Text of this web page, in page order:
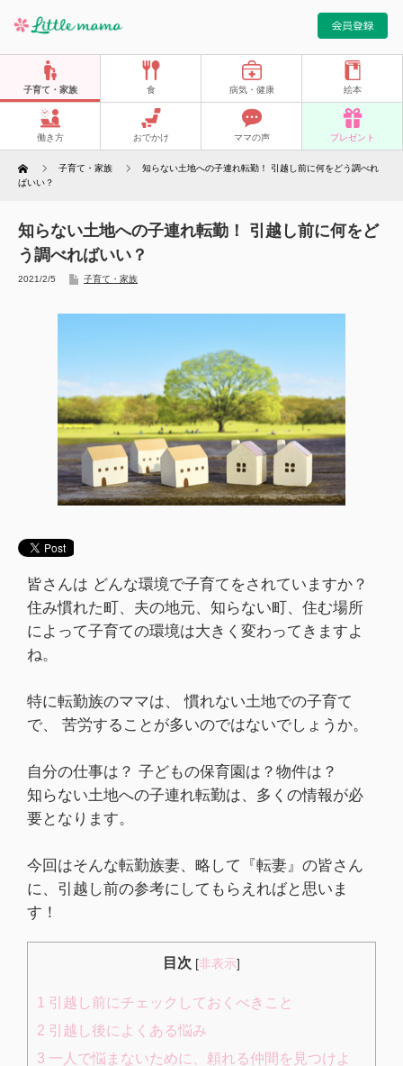
子育て・家族 食 病気・健康 絵本
働き方 おでかけ ママの声 プレゼント
Home 子育て・家族
知らない土地への子連れ転勤！ 引越し前に何をどう調べれ
ばいい？
知らない土地への子連れ転勤！ 引越し前に何をど
う調べればいい？
2021/2/5 子育て・家族
皆さんは どんな環境で子育てをされていますか？
住み慣れた町、夫の地元、知らない町、住む場所
によって子育ての環境は大きく変わってきますよ
ね。
特に転勤族のママは、 慣れない土地での子育て
で、 苦労することが多いのではないでしょうか。
自分の仕事は？ 子どもの保育園は？物件は？
知らない土地への子連れ転勤は、多くの情報が必
要となります。
今回はそんな転勤族妻、略して『転妻』の皆さん
に、引越し前の参考にしてもらえればと思いま
す！
目次 [非表示]
1 引越し前にチェックしておくべきこと
2 引越し後によくある悩み
3 一人で悩まないために、頼れる仲間を見つけよ